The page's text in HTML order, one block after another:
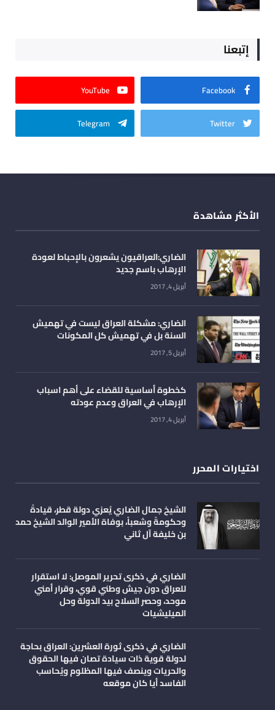
إتبعنا
Facebook
YouTube
Twitter
Telegram
الأكثر مشاهدة
الضاري:العراقيون يشعرون بالإحباط لعودة
الإرهاب باسم جديد
أبريل 4, 2017
الضاري: مشكلة العراق ليست في تهميش
السنة بل في تهميش كل المكونات
أبريل 5, 2017
كخطوة أساسية للقضاء على أهم اسباب
الإرهاب في العراق وعدم عودته
أبريل 4, 2017
اختيارات المحرر
الشيخ جمال الضاري يُعزي دولة قطر، قيادةً
وحكومةً وشعباً، بوفاة الأمير الوالد الشيخ حمد
بن خليفة آل ثاني
الضاري في ذكرى تحرير الموصل: لا استقرار
للعراق دون جيش وطني قوي، وقرار أمني
موحد، وحصر السلاح بيد الدولة وحل
الميليشيات
الضاري في ذكرى ثورة العشرين: العراق بحاجة
لدولة قوية ذات سيادة تصان فيها الحقوق
والحريات وينصف فيها المظلوم ويُحاسب
الفاسد أيا كان موقعه